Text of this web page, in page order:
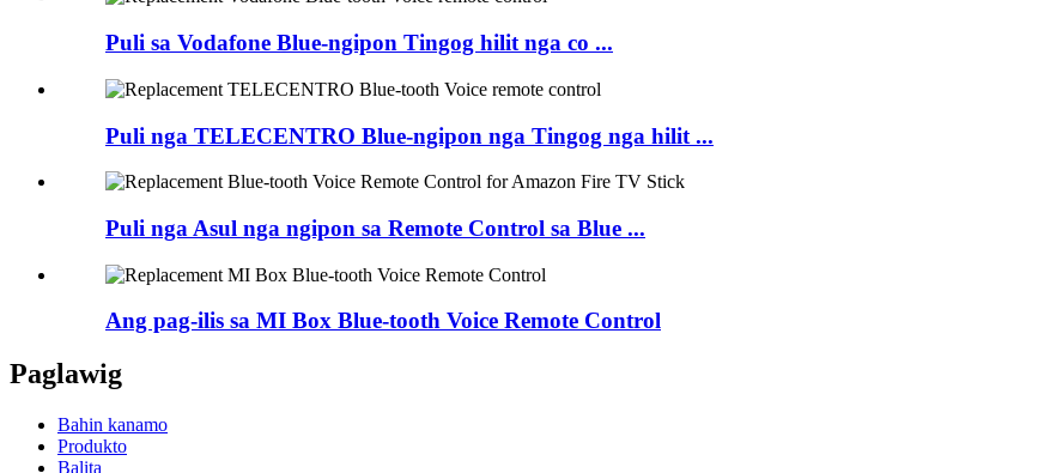
Puli sa Vodafone Blue-ngipon Tingog hilit nga co ...
Puli nga TELECENTRO Blue-ngipon nga Tingog nga hilit ...
Puli nga Asul nga ngipon sa Remote Control sa Blue ...
Ang pag-ilis sa MI Box Blue-tooth Voice Remote Control
Paglawig
Bahin kanamo
Produkto
Balita